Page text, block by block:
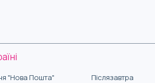
"Нова Пошта" Післязавтра